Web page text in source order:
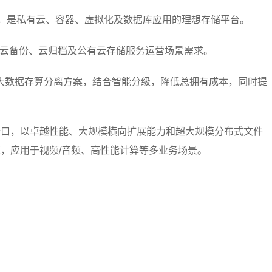
私有云、容器、虚拟化及数据库应用的理想存储平台。
备份、云归档及公有云存储服务运营场景需求。
据存算分离方案，结合智能分级，降低总拥有成本，同时提
，以卓越性能、大规模横向扩展能力和超大规模分布式文件
应用于视频/音频、高性能计算等多业务场景。